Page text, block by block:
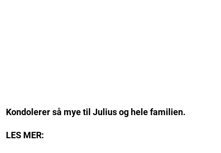
Kondolerer så mye til Julius og hele familien.
LES MER: